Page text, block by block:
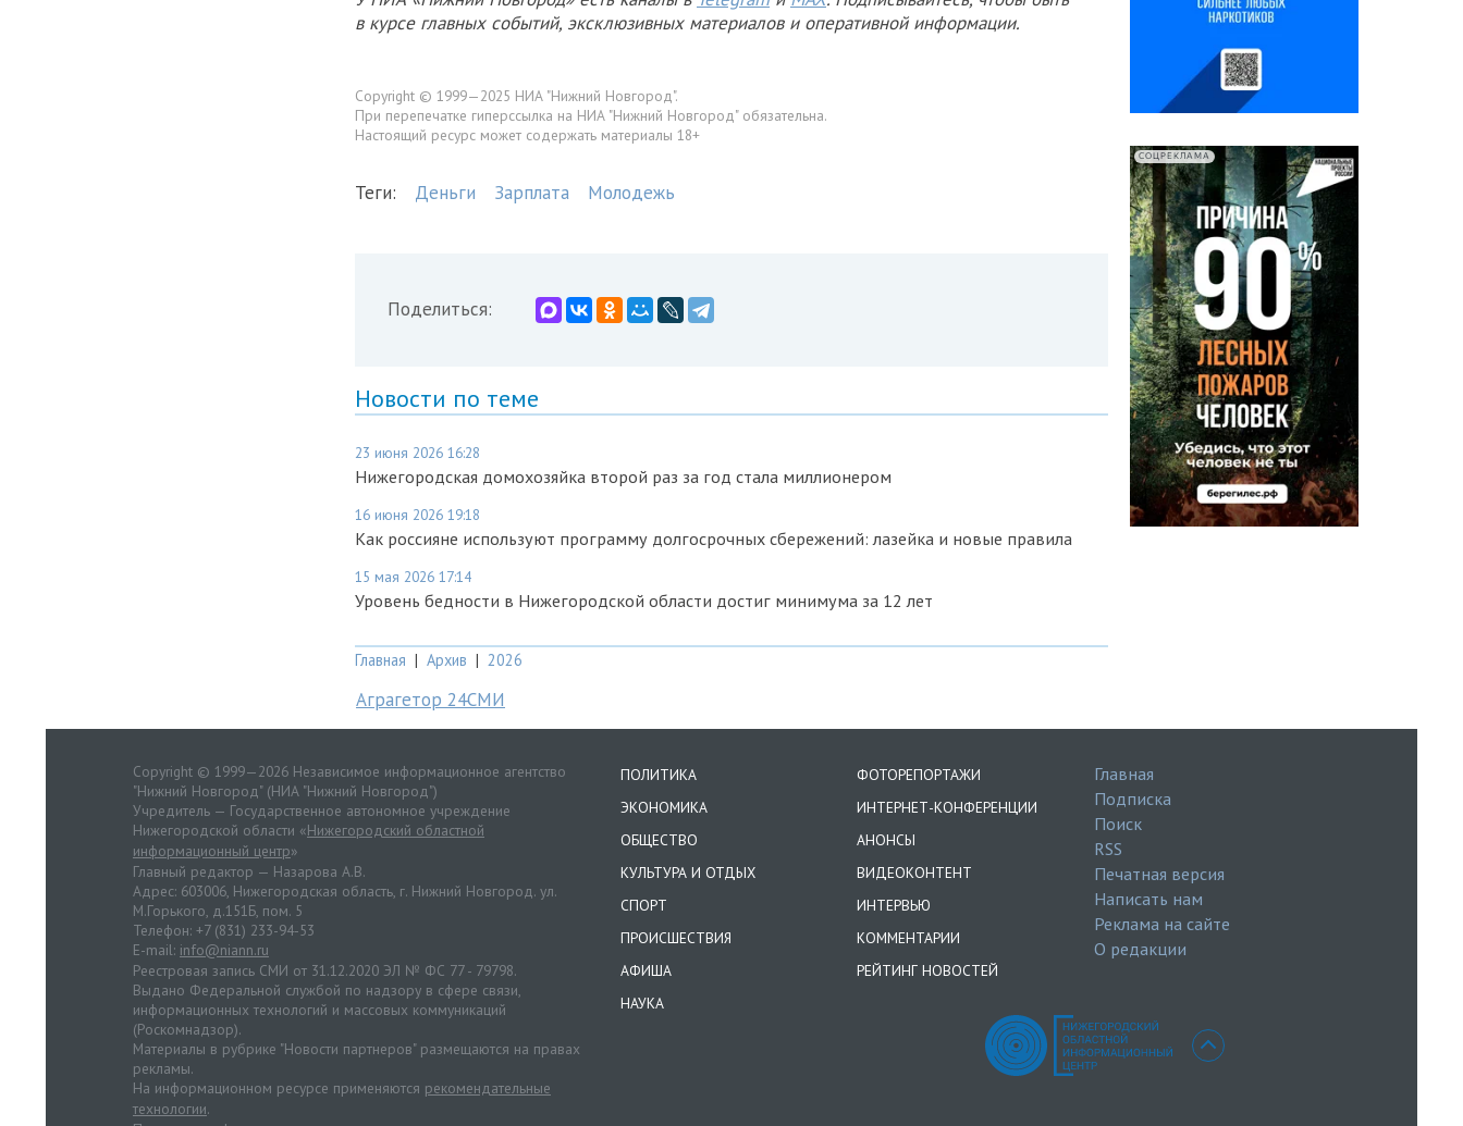
в курсе главных событий, эксклюзивных материалов и оперативной информации.
Copyright © 1999—2025 НИА "Нижний Новгород".
При перепечатке гиперссылка на НИА "Нижний Новгород" обязательна.
Настоящий ресурс может содержать материалы 18+
Теги: Деньги Зарплата Молодежь
Поделиться:
Новости по теме
23 июня 2026 16:28
Нижегородская домохозяйка второй раз за год стала миллионером
16 июня 2026 19:18
Как россияне используют программу долгосрочных сбережений: лазейка и новые правила
15 мая 2026 17:14
Уровень бедности в Нижегородской области достиг минимума за 12 лет
Главная | Архив | 2026
Аграгетор 24СМИ
СОЦРЕКЛАМА
Copyright © 1999—2026 Независимое информационное агентство
"Нижний Новгород" (НИА "Нижний Новгород")
Учредитель — Государственное автономное учреждение
Нижегородской области «Нижегородский областной
информационный центр»
Главный редактор — Назарова А.В.
Адрес: 603006, Нижегородская область, г. Нижний Новгород. ул.
М.Горького, д.151Б, пом. 5
Телефон: +7 (831) 233-94-53
E-mail: info@niann.ru
Реестровая запись СМИ от 31.12.2020 ЭЛ № ФС 77 - 79798.
Выдано Федеральной службой по надзору в сфере связи,
информационных технологий и массовых коммуникаций
(Роскомнадзор).
Материалы в рубрике "Новости партнеров" размещаются на правах
рекламы.
На информационном ресурсе применяются рекомендательные
технологии.
ПОЛИТИКА
ЭКОНОМИКА
ОБЩЕСТВО
КУЛЬТУРА И ОТДЫХ
СПОРТ
ПРОИСШЕСТВИЯ
АФИША
НАУКА
ФОТОРЕПОРТАЖИ
ИНТЕРНЕТ-КОНФЕРЕНЦИИ
АНОНСЫ
ВИДЕОКОНТЕНТ
ИНТЕРВЬЮ
КОММЕНТАРИИ
РЕЙТИНГ НОВОСТЕЙ
Главная
Подписка
Поиск
RSS
Печатная версия
Написать нам
Реклама на сайте
О редакции